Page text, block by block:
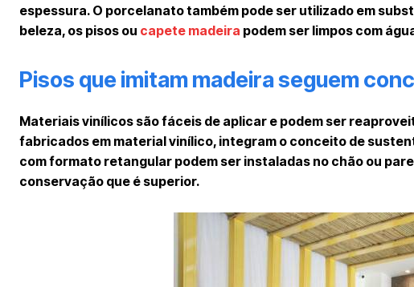
espessura. O porcelanato também pode ser utilizado em
beleza, os pisos ou capete madeira podem ser limpos com
Pisos que imitam madeira seguem
Materiais vinílicos são fáceis de aplicar e podem ser
fabricados em material vinílico, integram o conceito de
com formato retangular podem ser instaladas no chão ou
conservação que é superior.